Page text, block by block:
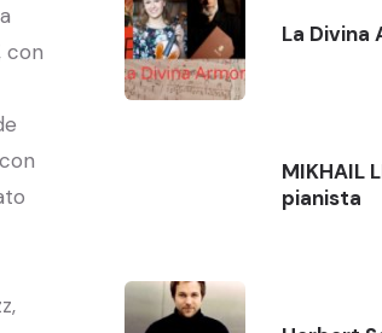
con
La Divina
MIKHAIL
pianista